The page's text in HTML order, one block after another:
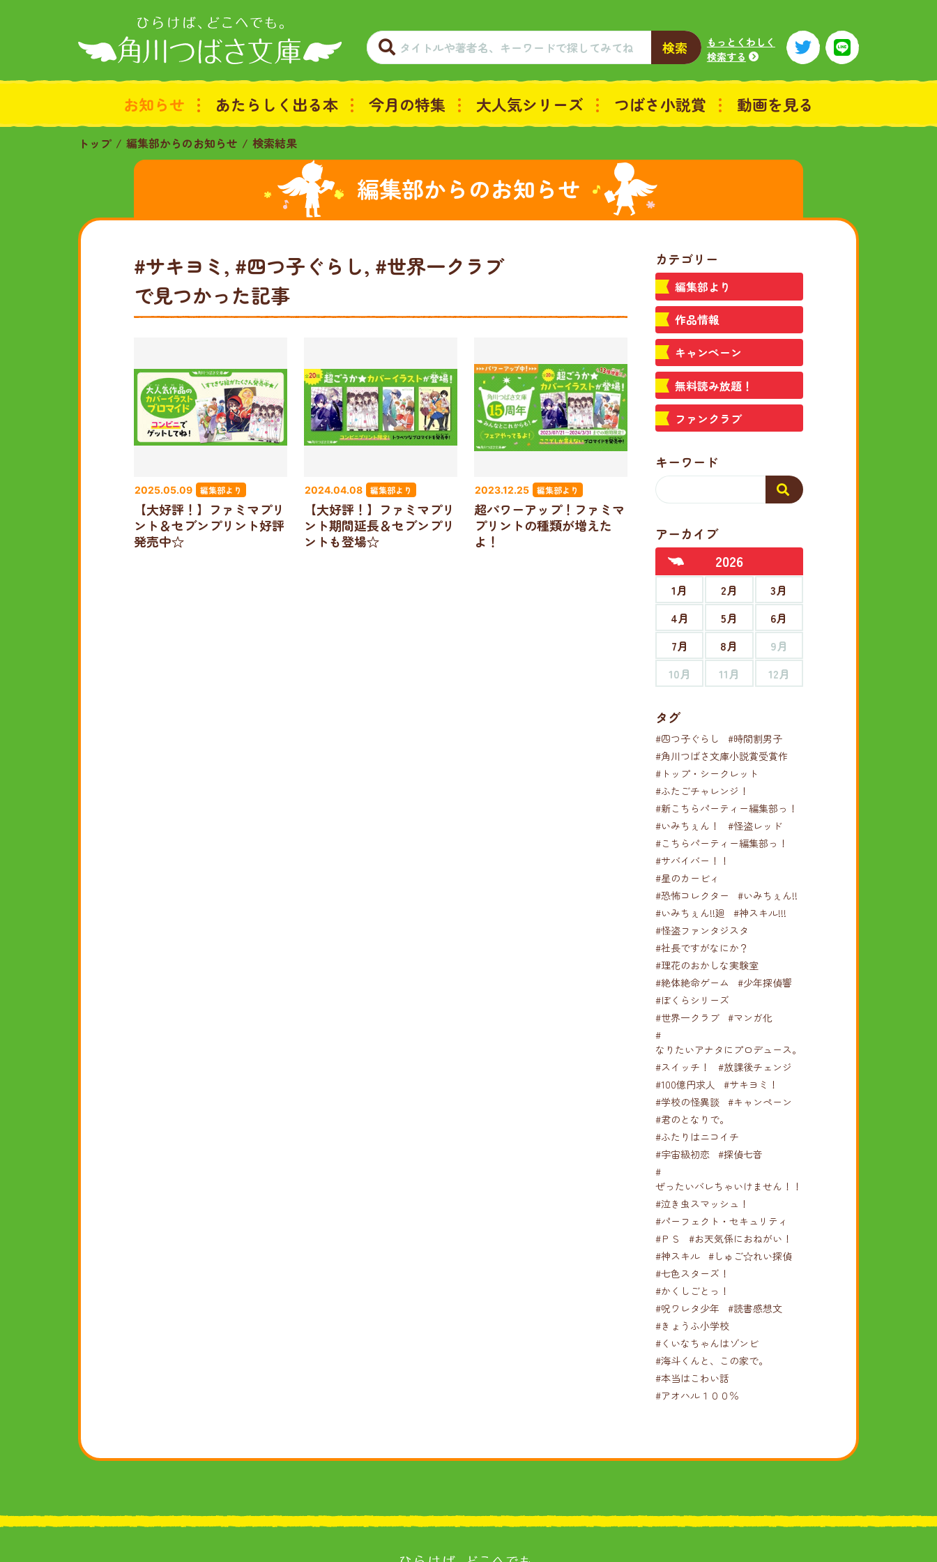
検索
もっとくわしく
検索する
お知らせ あたらしく出る本 今月の特集 大人気シリーズ つばさ小説賞 動画を見る
トップ 編集部からのお知らせ 検索結果
編集部からのお知らせ
#サキヨミ, #四つ子ぐらし, #世界一クラブ
で見つかった記事
2025.05.09 編集部より
【大好評！】ファミマプリ
ント＆セブンプリント好評
発売中☆
2024.04.08 編集部より
【大好評！】ファミマプリ
ント期間延長＆セブンプリ
ントも登場☆
2023.12.25 編集部より
超パワーアップ！ファミマ
プリントの種類が増えた
よ！
カテゴリー
編集部より
作品情報
キャンペーン
無料読み放題！
ファンクラブ
キーワード
アーカイブ
2026
1月 2月
3月
4月
5月
6月
7月
8月
9月
10月
11月 12月
タグ
#四つ子ぐらし
#時間割男子
#角川つばさ文庫小説賞受賞作
#トップ・シークレット
#ふたごチャレンジ！
#新こちらパーティー編集部っ！
#いみちぇん！
#怪盗レッド
#こちらパーティー編集部っ！
#サバイバー！！
#星のカービィ
#恐怖コレクター
#いみちぇん!!
#いみちぇん!!廻
#神スキル!!!
#怪盗ファンタジスタ
#社長ですがなにか？
#理花のおかしな実験室
#絶体絶命ゲーム
#少年探偵響
#ぼくらシリーズ
#世界一クラブ #マンガ化
#
なりたいアナタにプロデュース。
#スイッチ！
#放課後チェンジ
#100億円求人
#サキヨミ！
#学校の怪異談 #キャンペーン
#君のとなりで。
#ふたりはニコイチ
#宇宙級初恋 #探偵七音
#
ぜったいバレちゃいけません！！！
#泣き虫スマッシュ！
#パーフェクト・セキュリティ
#ＰＳ
#お天気係におねがい！
#神スキル #しゅご☆れい探偵
#七色スターズ！
#かくしごとっ！
#呪ワレタ少年
#読書感想文
#きょうふ小学校
#くいなちゃんはゾンビ
#海斗くんと、この家で。
#本当はこわい話
#アオハル１００％